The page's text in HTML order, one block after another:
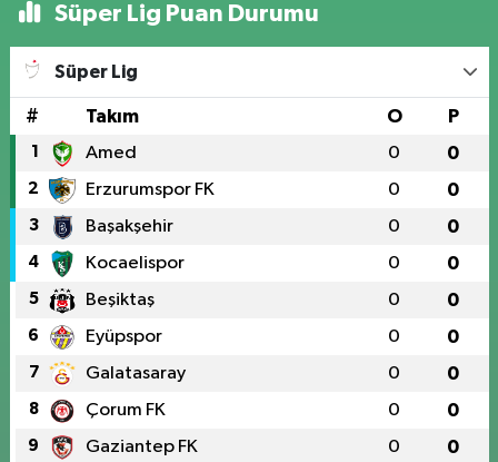
Süper Lig Puan Durumu
Süper Lig
# Takım O P
1 Amed 0 0
2 Erzurumspor FK 0 0
3 Başakşehir 0 0
4 Kocaelispor 0 0
5 Beşiktaş 0 0
6 Eyüpspor 0 0
7 Galatasaray 0 0
8 Çorum FK 0 0
9 Gaziantep FK 0 0